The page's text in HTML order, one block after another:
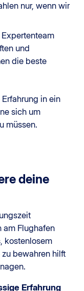
nur, wenn wir
Expertenteam
und
die beste
in ein
sich um
müssen.
deine
am Flughafen
kostenlosem
bewahren hilft
Erfahrung